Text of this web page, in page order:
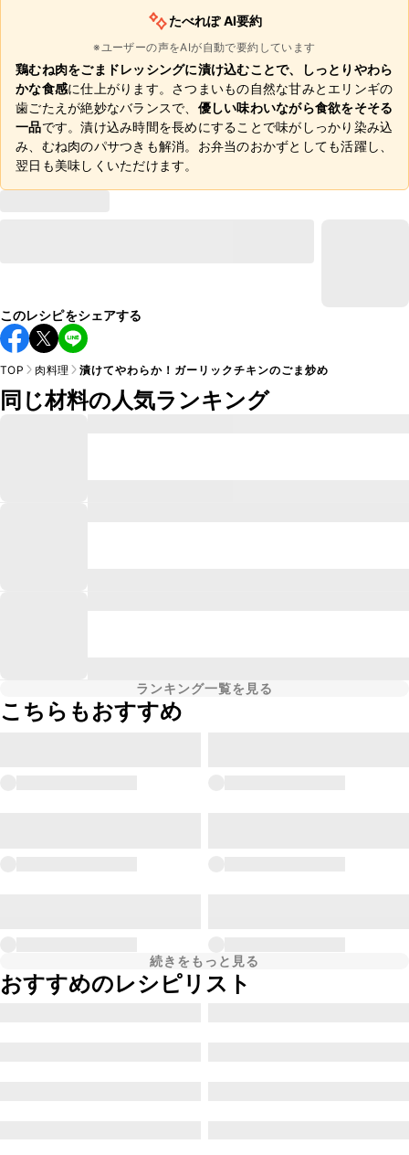
たべれぽ AI要約
※ユーザーの声をAIが自動で要約しています
鶏むね肉をごまドレッシングに漬け込むことで、しっとりやわら
かな食感に仕上がります。さつまいもの自然な甘みとエリンギの
歯ごたえが絶妙なバランスで、 優しい味わいながら食欲をそそる
一品です。漬け込み時間を長めにすることで味がしっかり染み込
み、むね肉のパサつきも解消。お弁当のおかずとしても活躍し、
翌日も美味しくいただけます。
このレシピをシェアする
TOP 肉料理 漬けてやわらか！ガーリックチキンのごま炒め
同じ材料の人気ランキング
ランキング一覧を見る
こちらもおすすめ
続きをもっと見る
おすすめのレシピリスト